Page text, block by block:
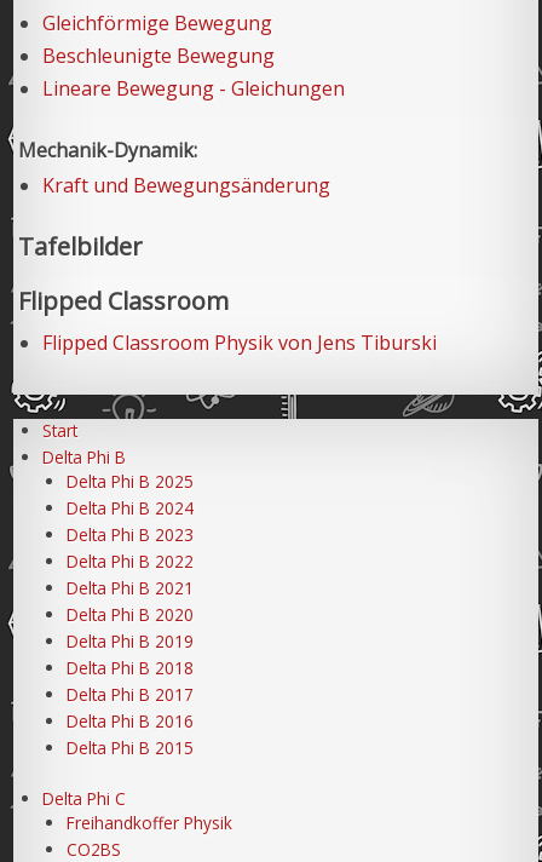
Gleichförmige Bewegung
Beschleunigte Bewegung
Lineare Bewegung - Gleichungen
Mechanik-Dynamik:
Kraft und Bewegungsänderung
Tafelbilder
Flipped Classroom
Flipped Classroom Physik von Jens Tiburski
Start
Delta Phi B
Delta Phi B 2025
Delta Phi B 2024
Delta Phi B 2023
Delta Phi B 2022
Delta Phi B 2021
Delta Phi B 2020
Delta Phi B 2019
Delta Phi B 2018
Delta Phi B 2017
Delta Phi B 2016
Delta Phi B 2015
Delta Phi C
Freihandkoffer Physik
CO2BS